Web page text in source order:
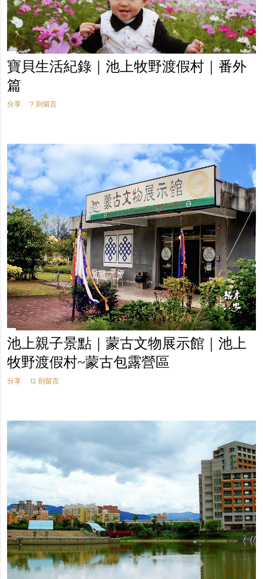
寶貝生活紀錄｜池上牧野渡假村｜番外
篇
分享 7 則留言
池上親子景點｜蒙古文物展示館｜池上
牧野渡假村~蒙古包露營區
分享 12 則留言